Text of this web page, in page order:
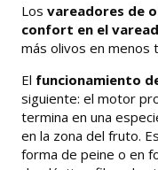
Los vareadores de
confort en el
más olivos en menos
El funcionamiento
siguiente: el motor
termina en una
en la zona del fruto.
forma de peine o en